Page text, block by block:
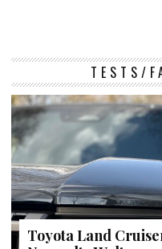
TESTS/
Toyota Land